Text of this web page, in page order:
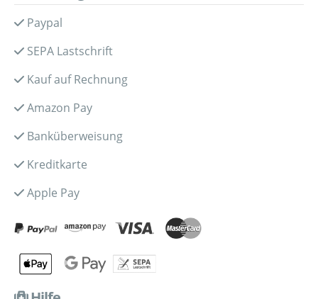
Paypal
SEPA Lastschrift
Kauf auf Rechnung
Amazon Pay
Banküberweisung
Kreditkarte
Apple Pay